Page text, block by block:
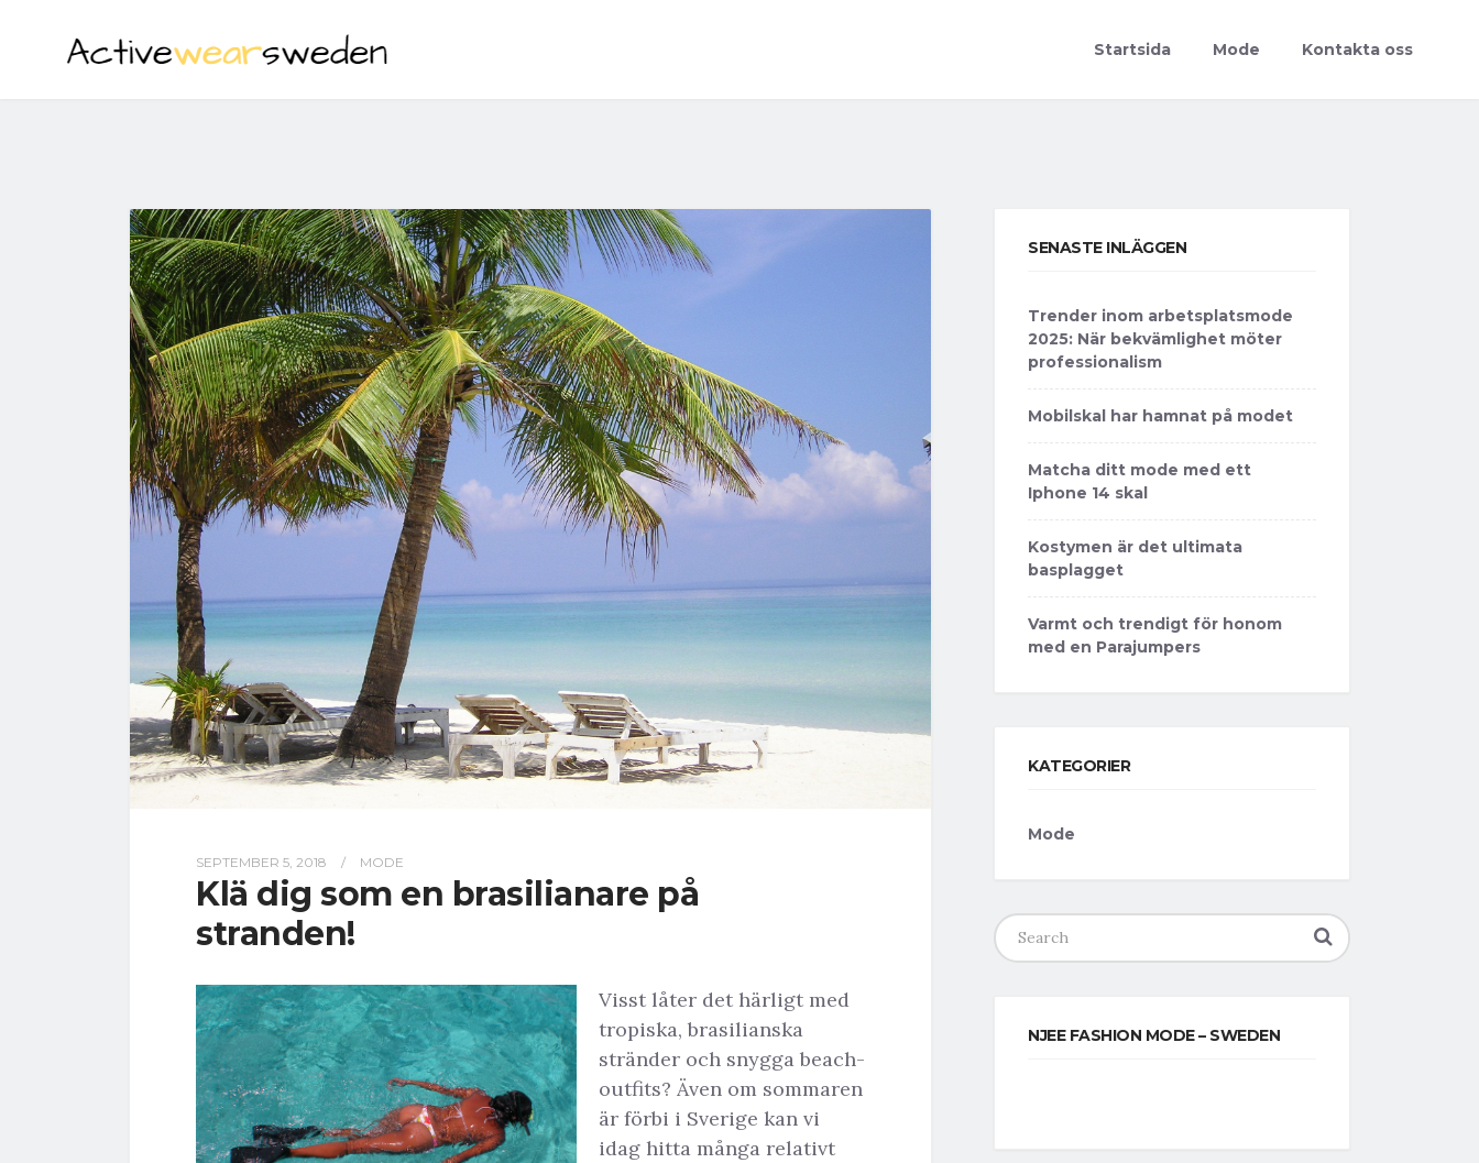
Startsida Mode Kontakta oss
SEPTEMBER 5, 2018 / MODE
Klä dig som en brasilianare på
stranden!
Visst låter det härligt med
tropiska, brasilianska
stränder och snygga beach-
outfits? Även om sommaren
är förbi i Sverige kan vi
idag hitta många relativt
SENASTE INLÄGGEN
Trender inom arbetsplatsmode
2025: När bekvämlighet möter
professionalism
Mobilskal har hamnat på modet
Matcha ditt mode med ett
Iphone 14 skal
Kostymen är det ultimata
basplagget
Varmt och trendigt för honom
med en Parajumpers
KATEGORIER
Mode
Search
for:
NJEE FASHION MODE – SWEDEN